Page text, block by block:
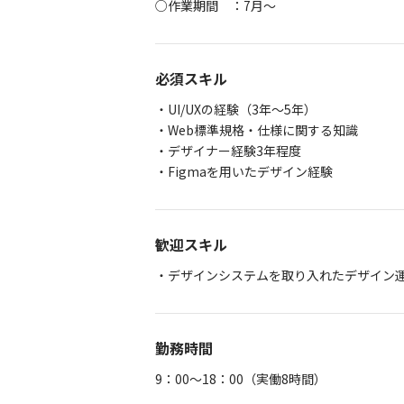
○作業期間 ：7月～
必須スキル
・UI/UXの経験（3年～5年）
・Web標準規格・仕様に関する知識
・デザイナー経験3年程度
・Figmaを用いたデザイン経験
歓迎スキル
・デザインシステムを取り入れたデザイン
勤務時間
9：00～18：00（実働8時間）